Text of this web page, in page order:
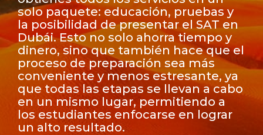
solo paquete: educación, pruebas y
la posibilidad de presentar el SAT en
Dubái. Esto no solo ahorra tiempo y
dinero, sino que también hace que el
proceso de preparación sea más
conveniente y menos estresante, ya
que todas las etapas se llevan a cabo
en un mismo lugar, permitiendo a
los estudiantes enfocarse en lograr
un alto resultado.